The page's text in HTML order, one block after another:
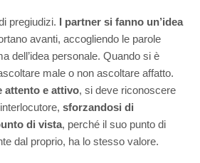
pregiudizi. I partner si fanno un’idea
avanti, accogliendo le parole
dell’idea personale. Quando si è
male o non ascoltare affatto.
attento e attivo, si deve riconoscere
sforzandosi di
di vista, perché il suo punto di
dal proprio, ha lo stesso valore.